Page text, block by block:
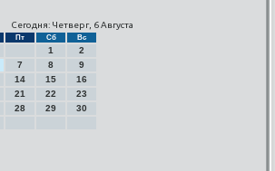
Сегодня: Четверг, 6 Августа
Пт Сб Вс
1
2
7 8
9
14 15
16
21 22
23
28 29
30